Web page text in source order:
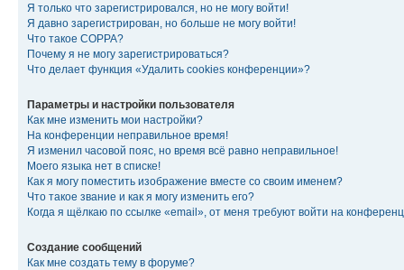
Я только что зарегистрировался, но не могу войти!
Я давно зарегистрирован, но больше не могу войти!
Что такое COPPA?
Почему я не могу зарегистрироваться?
Что делает функция «Удалить cookies конференции»?
Параметры и настройки пользователя
Как мне изменить мои настройки?
На конференции неправильное время!
Я изменил часовой пояс, но время всё равно неправильное!
Моего языка нет в списке!
Как я могу поместить изображение вместе со своим именем?
Что такое звание и как я могу изменить его?
Когда я щёлкаю по ссылке «email», от меня требуют войти на
Создание сообщений
Как мне создать тему в форуме?